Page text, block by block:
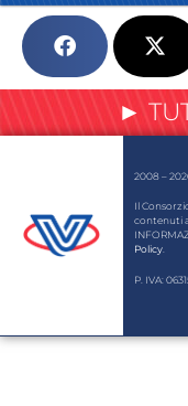
►
2008 –
Il
contenuti a
Policy.
P. IVA: